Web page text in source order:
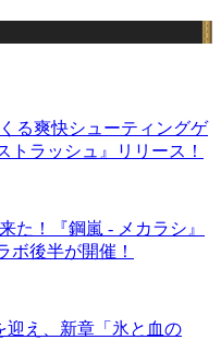
る爽快シューティングゲ
トラッシュ』リリース！
た！『鋼嵐 - メカラシ』
ボ後半が開催！
迎え、新章「氷と血の